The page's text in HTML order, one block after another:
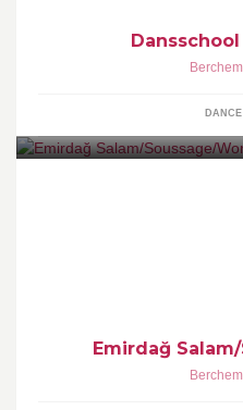
Berchem
Emirdağ
Berchem